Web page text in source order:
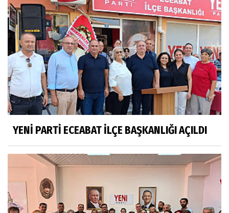
YENİ PARTİ ECEABAT İLÇE BAŞKANLIĞI AÇILDI